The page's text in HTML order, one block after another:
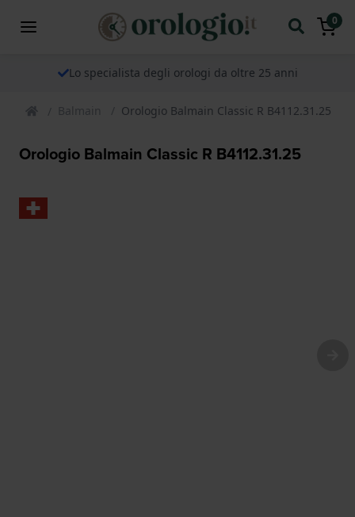
0
Lo specialista degli orologi da oltre 25 anni
Balmain Orologio Balmain Classic R B4112.31.25
Orologio Balmain Classic R B4112.31.25